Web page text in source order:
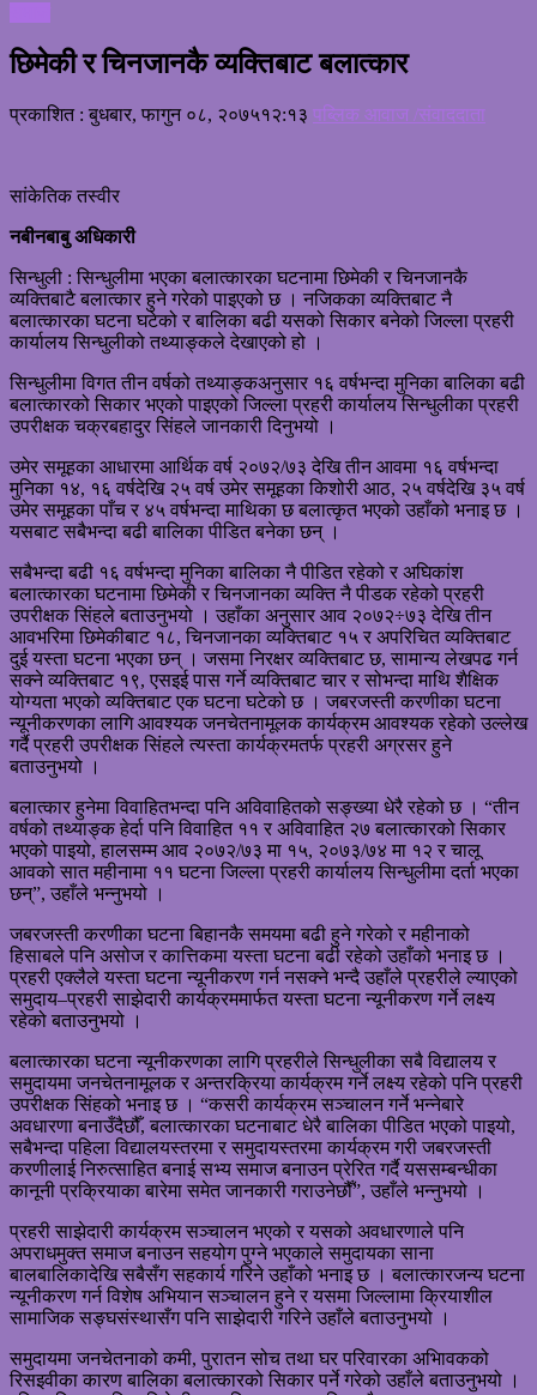
छिमेकी र चिनजानकै व्यक्तिबाट बलात्कार
प्रकाशित : बुधबार, फागुन ०८, २०७५१२:१३ पब्लिक आवाज /संवाददाता
सांकेतिक तस्वीर
नबीनबाबु अधिकारी
सिन्धुली : सिन्धुलीमा भएका बलात्कारका घटनामा छिमेकी र चिनजानकै
व्यक्तिबाटै बलात्कार हुने गरेको पाइएको छ । नजिकका व्यक्तिबाट नै
बलात्कारका घटना घटेको र बालिका बढी यसको सिकार बनेको जिल्ला प्रहरी
कार्यालय सिन्धुलीको तथ्याङ्कले देखाएको हो ।
सिन्धुलीमा विगत तीन वर्षको तथ्याङ्कअनुसार १६ वर्षभन्दा मुनिका बालिका बढी
बलात्कारको सिकार भएको पाइएको जिल्ला प्रहरी कार्यालय सिन्धुलीका प्रहरी
उपरीक्षक चक्रबहादुर सिंहले जानकारी दिनुभयो ।
उमेर समूहका आधारमा आर्थिक वर्ष २०७२/७३ देखि तीन आवमा १६ वर्षभन्दा
मुनिका १४, १६ वर्षदेखि २५ वर्ष उमेर समूहका किशोरी आठ, २५ वर्षदेखि ३५ वर्ष
उमेर समूहका पाँच र ४५ वर्षभन्दा माथिका छ बलात्कृत भएको उहाँको भनाइ छ ।
यसबाट सबैभन्दा बढी बालिका पीडित बनेका छन् ।
सबैभन्दा बढी १६ वर्षभन्दा मुनिका बालिका नै पीडित रहेको र अघिकांश
बलात्कारका घटनामा छिमेकी र चिनजानका व्यक्ति नै पीडक रहेको प्रहरी
उपरीक्षक सिंहले बताउनुभयो । उहाँका अनुसार आव २०७२÷७३ देखि तीन
आवभरिमा छिमेकीबाट १८, चिनजानका व्यक्तिबाट १५ र अपरिचित व्यक्तिबाट
दुई यस्ता घटना भएका छन् । जसमा निरक्षर व्यक्तिबाट छ, सामान्य लेखपढ गर्न
सक्ने व्यक्तिबाट १९, एसइई पास गर्ने व्यक्तिबाट चार र सोभन्दा माथि शैक्षिक
योग्यता भएको व्यक्तिबाट एक घटना घटेको छ । जबरजस्ती करणीका घटना
न्यूनीकरणका लागि आवश्यक जनचेतनामूलक कार्यक्रम आवश्यक रहेको उल्लेख
गर्दै प्रहरी उपरीक्षक सिंहले त्यस्ता कार्यक्रमतर्फ प्रहरी अग्रसर हुने
बताउनुभयो ।
बलात्कार हुनेमा विवाहितभन्दा पनि अविवाहितको सङ्ख्या धेरै रहेको छ । “तीन
वर्षको तथ्याङ्क हेर्दा पनि विवाहित ११ र अविवाहित २७ बलात्कारको सिकार
भएको पाइयो, हालसम्म आव २०७२/७३ मा १५, २०७३/७४ मा १२ र चालू
आवको सात महीनामा ११ घटना जिल्ला प्रहरी कार्यालय सिन्धुलीमा दर्ता भएका
छन्”, उहाँले भन्नुभयो ।
जबरजस्ती करणीका घटना बिहानकै समयमा बढी हुने गरेको र महीनाको
हिसाबले पनि असोज र कात्तिकमा यस्ता घटना बढी रहेको उहाँको भनाइ छ ।
प्रहरी एक्लैले यस्ता घटना न्यूनीकरण गर्न नसक्ने भन्दै उहाँले प्रहरीले ल्याएको
समुदाय–प्रहरी साझेदारी कार्यक्रममार्फत यस्ता घटना न्यूनीकरण गर्ने लक्ष्य
रहेको बताउनुभयो ।
बलात्कारका घटना न्यूनीकरणका लागि प्रहरीले सिन्धुलीका सबै विद्यालय र
समुदायमा जनचेतनामूलक र अन्तरक्रिया कार्यक्रम गर्ने लक्ष्य रहेको पनि प्रहरी
उपरीक्षक सिंहको भनाइ छ । “कसरी कार्यक्रम सञ्चालन गर्ने भन्नेबारे
अवधारणा बनाउँदैछौँ, बलात्कारका घटनाबाट धेरै बालिका पीडित भएको पाइयो,
सबैभन्दा पहिला विद्यालयस्तरमा र समुदायस्तरमा कार्यक्रम गरी जबरजस्ती
करणीलाई निरुत्साहित बनाई सभ्य समाज बनाउन प्रेरित गर्दै यससम्बन्धीका
कानूनी प्रक्रियाका बारेमा समेत जानकारी गराउनेछौँ”, उहाँले भन्नुभयो ।
प्रहरी साझेदारी कार्यक्रम सञ्चालन भएको र यसको अवधारणाले पनि
अपराधमुक्त समाज बनाउन सहयोग पुग्ने भएकाले समुदायका साना
बालबालिकादेखि सबैसँग सहकार्य गरिने उहाँको भनाइ छ । बलात्कारजन्य घटना
न्यूनीकरण गर्न विशेष अभियान सञ्चालन हुने र यसमा जिल्लामा क्रियाशील
सामाजिक सङ्घसंस्थासँग पनि साझेदारी गरिने उहाँले बताउनुभयो ।
समुदायमा जनचेतनाको कमी, पुरातन सोच तथा घर परिवारका अभिावकको
रिसइवीका कारण बालिका बलात्कारको सिकार पर्ने गरेको उहाँले बताउनुभयो ।